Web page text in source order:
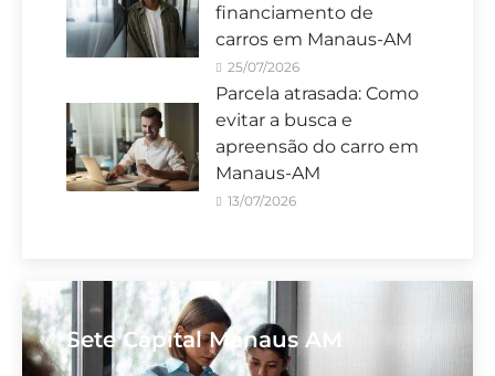
financiamento de
carros em Manaus-AM
25/07/2026
Parcela atrasada: Como
evitar a busca e
apreensão do carro em
Manaus-AM
13/07/2026
Sete Capital Manaus AM